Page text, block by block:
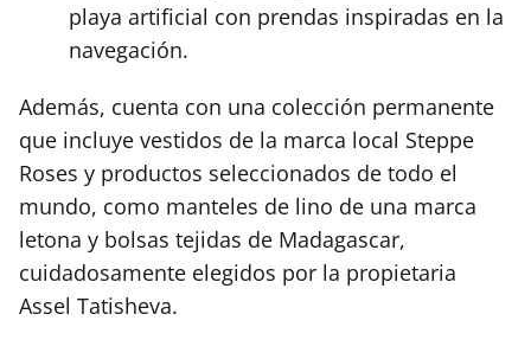
playa artificial con prendas inspiradas en la
navegación.
Además, cuenta con una colección permanente
que incluye vestidos de la marca local Steppe
Roses y productos seleccionados de todo el
mundo, como manteles de lino de una marca
letona y bolsas tejidas de Madagascar,
cuidadosamente elegidos por la propietaria
Assel Tatisheva.